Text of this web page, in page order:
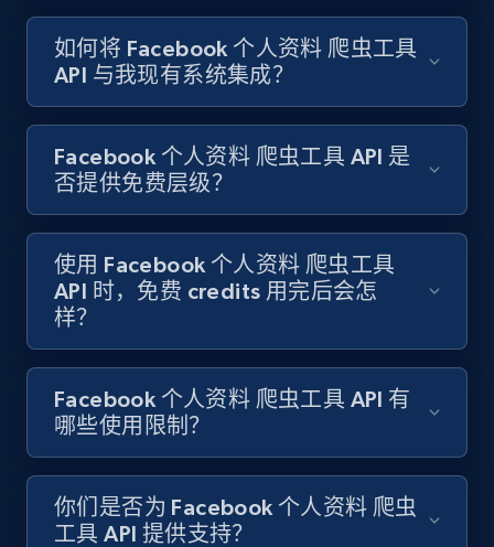
1.3K+ 127+ 注册使用
Youtube - Comments
Comment id, Comment text, Likes, Replies,
Username, Username md5, User channel, Date,
1.3K+ 113+ 注册使用
Pinterest - Posts
URL, Post id, Title, Content, Date posted, User
name, User url, User id, and more.
如何将 Facebook 个人资料 爬虫工具
API 与我现有系统集成？
Facebook 个人资料 爬虫工具 API 是
否提供免费层级？
使用 Facebook 个人资料 爬虫工具
API 时，免费 credits 用完后会怎
样？
Facebook 个人资料 爬虫工具 API 有
哪些使用限制？
你们是否为 Facebook 个人资料 爬虫
工具 API 提供支持？